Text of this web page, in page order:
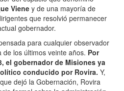
Vieney de una mayoría de
que resolvió permanecer
gobernador.
para cualquier observador
los últimos veinte años. Por
el gobernador de Misiones ya
conducido por Rovira. Y,
dejó la Gobernación, Rovira